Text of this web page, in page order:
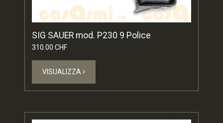
SIG SAUER mod. P230 9 Police
310.00 CHF
VISUALIZZA